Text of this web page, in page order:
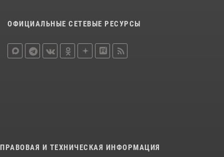
ОФИЦИАЛЬНЫЕ СЕТЕВЫЕ РЕСУРСЫ
ПРАВОВАЯ И ТЕХНИЧЕСКАЯ ИНФОРМАЦИЯ